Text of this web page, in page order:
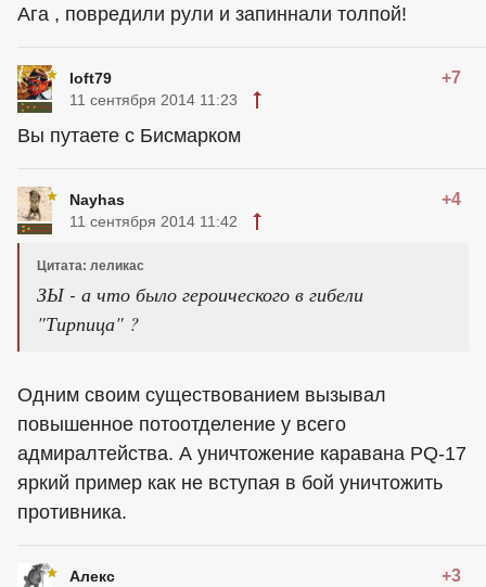
Ага , повредили рули и запиннали толпой!
loft79 +7
11 сентября 2014 11:23
Вы путаете с Бисмарком
Nayhas +4
11 сентября 2014 11:42
Цитата: леликас
ЗЫ - а что было героического в гибели
"Тирпица" ?
Одним своим существованием вызывал
повышенное потоотделение у всего
адмиралтейства. А уничтожение каравана PQ-17
яркий пример как не вступая в бой уничтожить
противника.
Алекс +3